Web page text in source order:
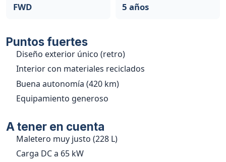
FWD 5 años
Puntos fuertes
Diseño exterior único (retro)
Interior con materiales reciclados
Buena autonomía (420 km)
Equipamiento generoso
A tener en cuenta
Maletero muy justo (228 L)
Carga DC a 65 kW